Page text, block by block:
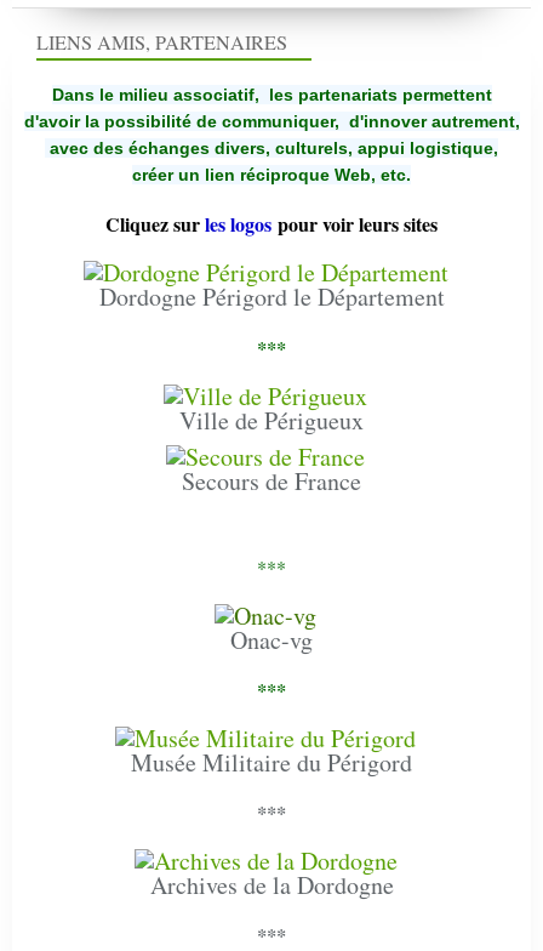
LIENS AMIS, PARTENAIRES
Dans le milieu associatif, les partenariats permettent
d'avoir la possibilité de communiquer, d'innover autrement,
avec des échanges divers, culturels, appui logistique,
créer un lien réciproque Web, etc.
Cliquez surles logos pour voir leurs sites
Dordogne Périgord le Département
***
Ville de Périgueux
Secours de France
***
Onac-vg
***
Musée Militaire du Périgord
***
Archives de la Dordogne
***